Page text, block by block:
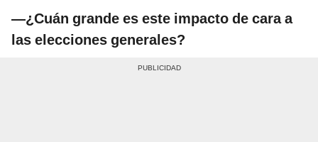
—¿Cuán grande es este impacto de cara a
las elecciones generales?